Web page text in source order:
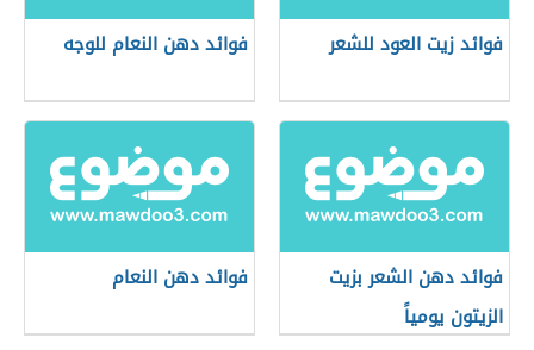
فوائد زيت العود للشعر فوائد دهن النعام للوجه
فوائد دهن الشعر بزيت
الزيتون يومياً
فوائد دهن النعام